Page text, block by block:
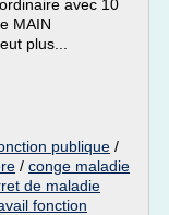
avec 10
MAIN
plus...
publique /
/ conge maladie
de maladie
fonction